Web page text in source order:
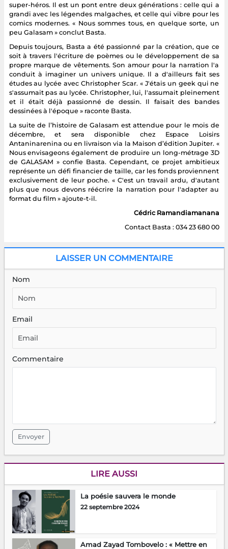
super-héros. Il est un pont entre deux générations : celle qui a
grandi avec les légendes malgaches, et celle qui vibre pour les
comics modernes. « Nous sommes tous, en quelque sorte, un
peu Galasam » conclut Basta.
Depuis toujours, Basta a été passionné par la création, que ce
soit à travers l'écriture de poèmes ou le développement de sa
propre marque de vêtements. Son amour pour la narration l'a
conduit à imaginer un univers unique. Il a d'ailleurs fait ses
études au lycée avec Christopher Scar. « J'étais un geek qui ne
s'assumait pas au lycée. Christopher, lui, l'assumait pleinement
et il était déjà passionné de dessin. Il faisait des bandes
dessinées à l'époque » raconte Basta.
La suite de l’histoire de Galasam est attendue pour le mois de
décembre, et sera disponible chez Espace Loisirs
Antaninarenina ou en livraison via la Maison d’édition Jupiter. «
Nous envisageons également de produire un long-métrage 3D
de GALASAM » confie Basta. Cependant, ce projet ambitieux
représente un défi financier de taille, car les fonds proviennent
exclusivement de leur poche. « C'est un travail ardu, d'autant
plus que nous devons réécrire la narration pour l'adapter au
format du film » ajoute-t-il.
Cédric Ramandiamanana
Contact Basta : 034 23 680 00
LAISSER UN COMMENTAIRE
Nom
Email
Commentaire
Envoyer
LIRE AUSSI
La poésie sauvera le monde
22 septembre 2024
Amad Zayad Tombovelo : « Mettre en